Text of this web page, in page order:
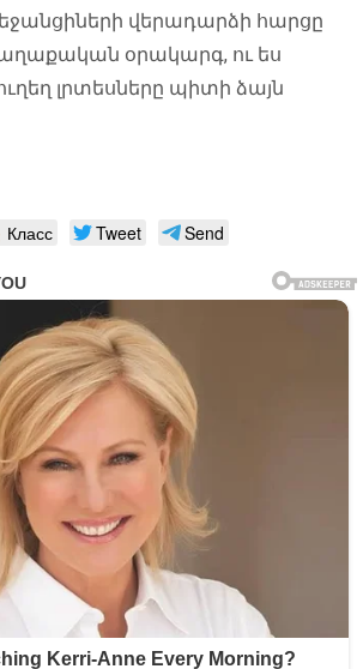
վերադարձի հարցը
օրակարգ, ու ես
լրտեսները պիտի ձայն
Класс Tweet Send